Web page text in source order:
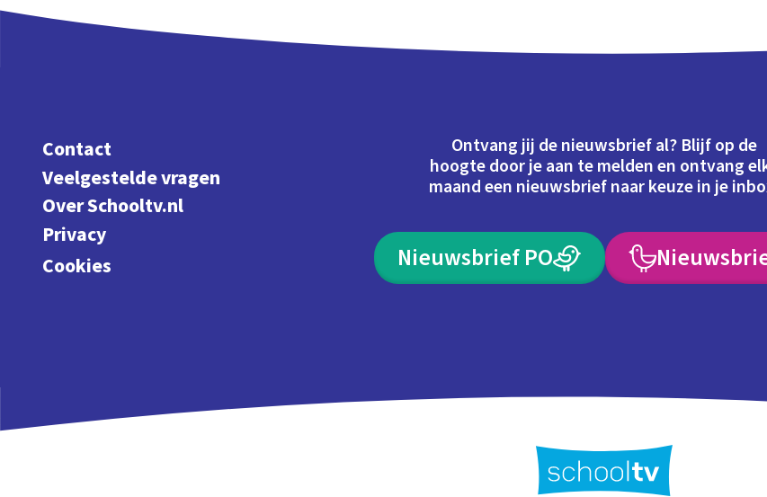
Contact
Veelgestelde vragen
Over Schooltv.nl
Privacy
Cookies
Ontvang jij de nieuwsbrief al? Blijf op de
hoogte door je aan te melden en ontvang
maand een nieuwsbrief naar keuze in je
Nieuwsbrief PO